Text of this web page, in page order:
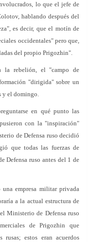
lo que el jefe de
hablando después del
es decir, que el motín de
occidentales" pero que,
del propio Prigozhin".
la rebelión, el "campo de
"dirigida" sobre un
y el domingo.
en qué punto las
con la "inspiración"
de Defensa ruso decidió
que todas las fuerzas de
Defensa ruso antes del 1 de
empresa militar privada
a la actual estructura de
Ministerio de Defensa ruso
de Prigozhin que
rusas; estos eran acuerdos